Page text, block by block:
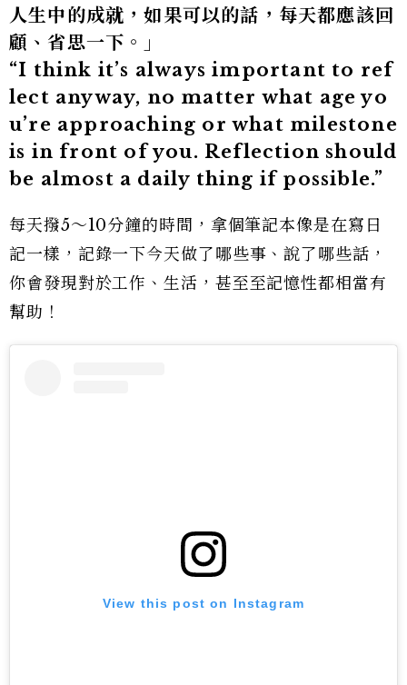
人生中的成就，如果可以的話，每天都應該回
顧、省思一下。」
“I think it’s always important to ref
lect anyway, no matter what age yo
u’re approaching or what milestone
is in front of you. Reflection should
be almost a daily thing if possible.”
每天撥5～10分鐘的時間，拿個筆記本像是在寫日
記一樣，記錄一下今天做了哪些事、說了哪些話，
你會發現對於工作、生活，甚至至記憶性都相當有
幫助！
View this post on Instagram